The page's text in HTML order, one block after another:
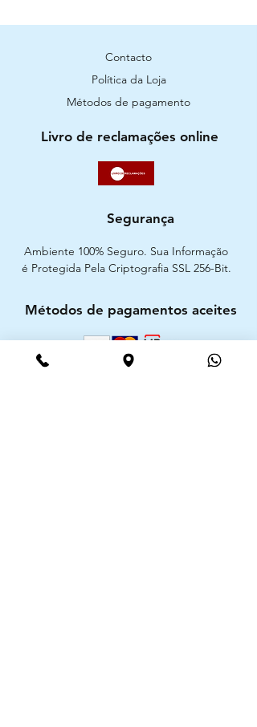
Contacto
Política da Loja
Métodos de pagamento
Livro de reclamações online
Segurança
Ambiente 100% Seguro. Sua Informação
é Protegida Pela Criptografia SSL 256-Bit.
Métodos de pagamentos aceites